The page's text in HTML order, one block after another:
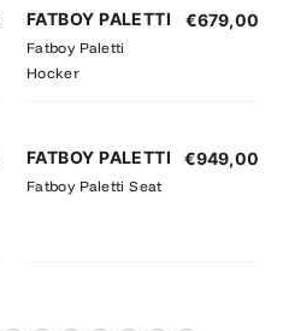
FATBOY PALETTI
Fatboy Paletti
Hocker
€679,00
FATBOY PALETTI
Fatboy Paletti Seat
€949,00